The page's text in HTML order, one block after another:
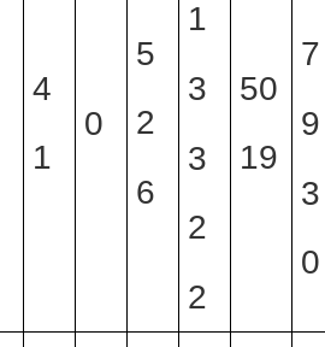
4
1
0
5
2
6
1
3
3
2
2
50
19
7
9
3
0